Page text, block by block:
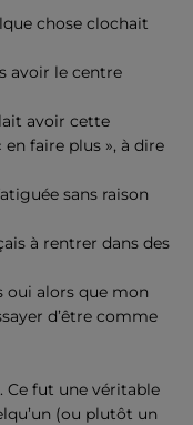
chose clochait
avoir le centre
avoir cette
faire plus », à dire
sans raison
à rentrer dans des
oui alors que mon
d’être comme
. Ce fut une véritable
(ou plutôt un